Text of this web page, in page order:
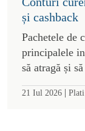
și cashback
Pachetele de
principalele
să atragă și
21 Iul 2026 | Plati